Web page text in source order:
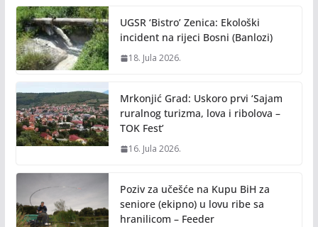
UGSR ‘Bistro’ Zenica: Ekološki
incident na rijeci Bosni (Banlozi)
18. Jula 2026.
Mrkonjić Grad: Uskoro prvi ‘Sajam
ruralnog turizma, lova i ribolova –
TOK Fest’
16. Jula 2026.
Poziv za učešće na Kupu BiH za
seniore (ekipno) u lovu ribe sa
hranilicom – Feeder